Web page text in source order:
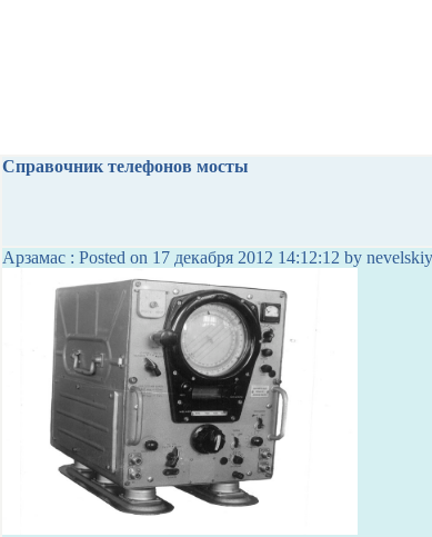
Справочник телефонов мосты
Арзамас : Posted on 17 декабря 2012 14:12:12 by nevelskiy